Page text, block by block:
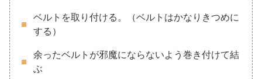
ベルトを取り付ける。（ベルトはかなりきつめに
する）
余ったベルトが邪魔にならないよう巻き付けて結
ぶ